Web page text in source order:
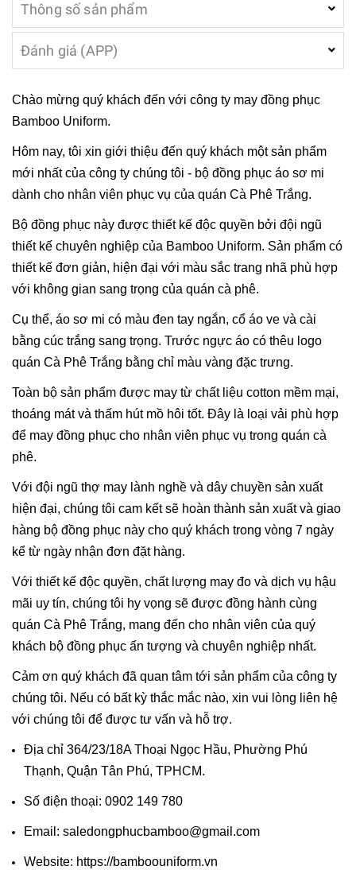
Thông số sản phẩm
Đánh giá (APP)
Chào mừng quý khách đến với công ty may đồng phục
Bamboo Uniform.
Hôm nay, tôi xin giới thiệu đến quý khách một sản phẩm
mới nhất của công ty chúng tôi - bộ đồng phục áo sơ mi
dành cho nhân viên phục vụ của quán Cà Phê Trắng.
Bộ đồng phục này được thiết kế độc quyền bởi đội ngũ
thiết kế chuyên nghiệp của Bamboo Uniform. Sản phẩm có
thiết kế đơn giản, hiện đại với màu sắc trang nhã phù hợp
với không gian sang trọng của quán cà phê.
Cụ thể, áo sơ mi có màu đen tay ngắn, cổ áo ve và cài
bằng cúc trắng sang trọng. Trước ngực áo có thêu logo
quán Cà Phê Trắng bằng chỉ màu vàng đặc trưng.
Toàn bộ sản phẩm được may từ chất liệu cotton mềm mại,
thoáng mát và thấm hút mồ hôi tốt. Đây là loại vải phù hợp
để may đồng phục cho nhân viên phục vụ trong quán cà
phê.
Với đội ngũ thợ may lành nghề và dây chuyền sản xuất
hiện đại, chúng tôi cam kết sẽ hoàn thành sản xuất và giao
hàng bộ đồng phục này cho quý khách trong vòng 7 ngày
kể từ ngày nhận đơn đặt hàng.
Với thiết kế độc quyền, chất lượng may đo và dịch vụ hậu
mãi uy tín, chúng tôi hy vọng sẽ được đồng hành cùng
quán Cà Phê Trắng, mang đến cho nhân viên của quý
khách bộ đồng phục ấn tượng và chuyên nghiệp nhất.
Cảm ơn quý khách đã quan tâm tới sản phẩm của công ty
chúng tôi. Nếu có bất kỳ thắc mắc nào, xin vui lòng liên hệ
với chúng tôi để được tư vấn và hỗ trợ.
Địa chỉ 364/23/18A Thoại Ngọc Hầu, Phường Phú
Thạnh, Quận Tân Phú, TPHCM.
Số điện thoại: 0902 149 780
Email: saledongphucbamboo@gmail.com
Website: https://bamboouniform.vn